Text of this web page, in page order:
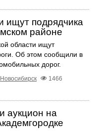
ищут подрядчика
районе
области ищут
Об этом сообщили в
дорог.
Новосибирск
1466
аукцион на